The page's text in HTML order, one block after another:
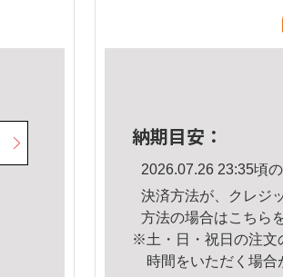
納期目安：
2026.07.26 23:35頃
決済方法が、クレジ
方法の場合はこちら
※土・日・祝日の注文
時間をいただく場合